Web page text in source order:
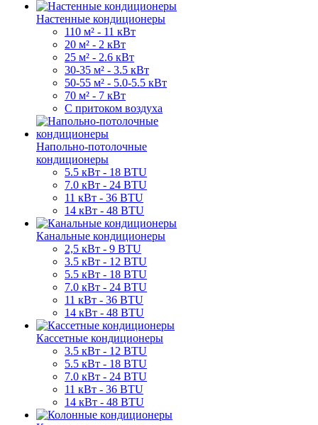
Настенные кондиционеры
110 м² - 11 кВт
20 м² - 2 кВт
25 м² - 2.6 кВт
30-35 м² - 3.5 кВт
50-55 м² - 5.0-5.5 кВт
70 м² - 7 кВт
С притоком воздуха
Напольно-потолочные
кондиционеры
5.5 кВт - 18 BTU
7.0 кВт - 24 BTU
11 кВт - 36 BTU
14 кВт - 48 BTU
Канальные кондиционеры
2,5 кВт - 9 BTU
3.5 кВт - 12 BTU
5.5 кВт - 18 BTU
7.0 кВт - 24 BTU
11 кВт - 36 BTU
14 кВт - 48 BTU
Кассетные кондиционеры
3.5 кВт - 12 BTU
5.5 кВт - 18 BTU
7.0 кВт - 24 BTU
11 кВт - 36 BTU
14 кВт - 48 BTU